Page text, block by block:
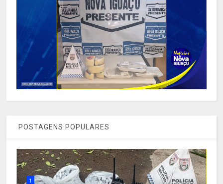
POSTAGENS POPULARES
1